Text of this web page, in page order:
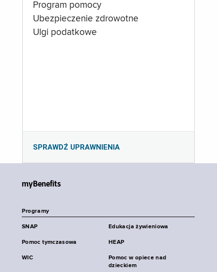
Program pomocy
Ubezpieczenie zdrowotne
Ulgi podatkowe
SPRAWDŹ UPRAWNIENIA
myBenefits
Programy
SNAP Edukacja żywieniowa
Pomoc tymczasowa HEAP
WIC
Pomoc w opiece nad
dzieckiem